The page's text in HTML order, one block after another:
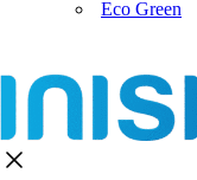
Eco Green